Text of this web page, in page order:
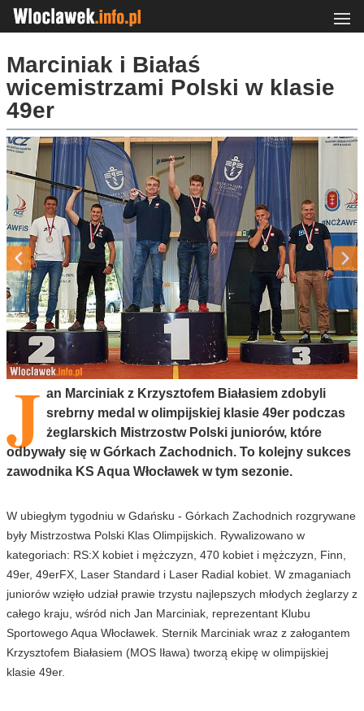
Marciniak i Białaś
wicemistrzami Polski w klasie
49er
J an Marciniak z Krzysztofem Białasiem zdobyli
srebrny medal w olimpijskiej klasie 49er podczas
żeglarskich Mistrzostw Polski juniorów, które
odbywały się w Górkach Zachodnich. To kolejny sukces
zawodnika KS Aqua Włocławek w tym sezonie.
W ubiegłym tygodniu w Gdańsku - Górkach Zachodnich rozgrywane
były Mistrzostwa Polski Klas Olimpijskich. Rywalizowano w
kategoriach: RS:X kobiet i mężczyzn, 470 kobiet i mężczyzn, Finn,
49er, 49erFX, Laser Standard i Laser Radial kobiet. W zmaganiach
juniorów wzięło udział prawie trzystu najlepszych młodych żeglarzy z
całego kraju, wśród nich Jan Marciniak, reprezentant Klubu
Sportowego Aqua Włocławek. Sternik Marciniak wraz z załogantem
Krzysztofem Białasiem (MOS Iława) tworzą ekipę w olimpijskiej
klasie 49er.